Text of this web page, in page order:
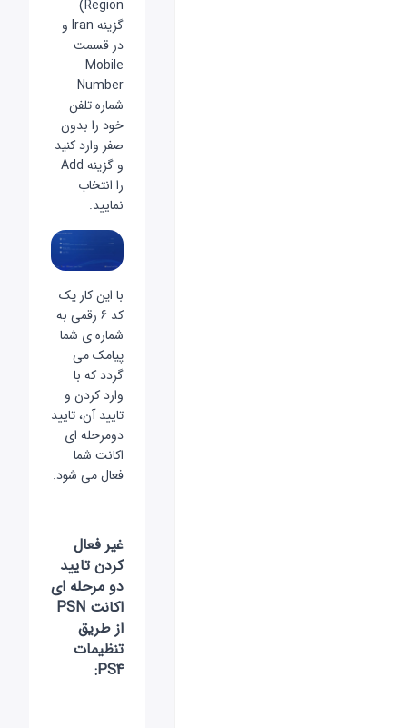
Region)
گزینه Iran و
در قسمت
Mobile
Number
شماره تلفن
خود را بدون
صفر وارد کنید
و گزینه Add
را انتخاب
نمایید.
با این کار یک
کد 6 رقمی به
شماره ی شما
پیامک می
گردد که با
وارد کردن و
تایید آن، تایید
دومرحله ای
اکانت شما
فعال می شود.
غیر فعال
کردن تایید
دو مرحله ای
اکانت PSN
از طریق
تنظیمات
PS4: